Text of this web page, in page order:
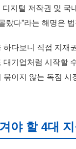
지털 저작권 및 국
랐다”라는 해명은
다보니 직접 지재
기업처럼 시작할
이지 않는 독점
야 할 4대